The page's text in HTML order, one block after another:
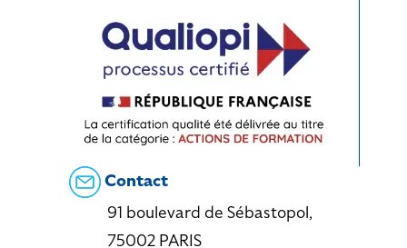
Contact
91 boulevard de Sébastopol,
75002 PARIS